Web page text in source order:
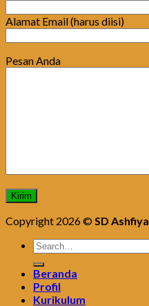
Alamat Email (harus diisi)
Pesan Anda
Copyright 2026 © SD Ashfiya
Beranda
Profil
Kurikulum